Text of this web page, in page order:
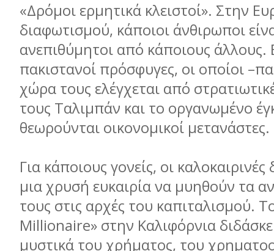
«Δρόμοι ερμητικά κλειστοί». Στην
διαφωτισμού, κάποιοι άνθιρωποι
ανεπιθύμητοι από κάποιους άλλους.
πακιστανοί πρόσφυγες, οι οποίοι
χώρα τους ελέγχεται από
τους Ταλιμπάν και το οργανωμένο
θεωρούνται οικονομικοί μετανάστες.
Για κάποιους γονείς, οι καλοκαιρινές
μια χρυσή ευκαιρία να μυηθούν τα
τους στις αρχές του καπιταλισμού.
Millionaire» στην Καλιφόρνια
μυστικά του χρήματος, του